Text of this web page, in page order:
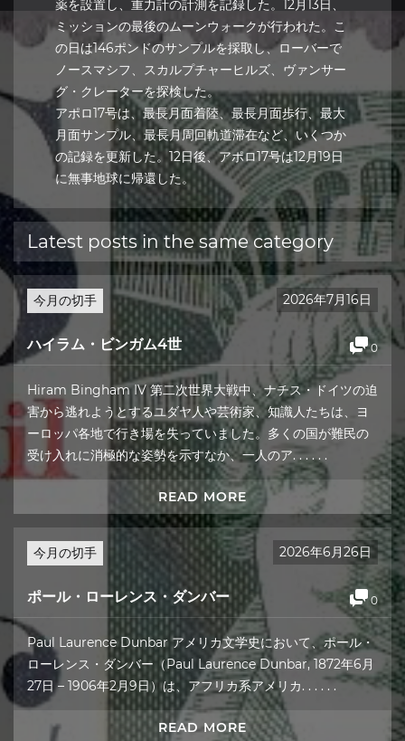
薬を設置し、重力計の計測を記録した。12月13日、
ミッションの最後のムーンウォークが行われた。こ
の日は146ポンドのサンプルを採取し、ローバーで
ノースマシフ、スカルプチャーヒルズ、ヴァンサー
グ・クレーターを探検した。
アポロ17号は、最長月面着陸、最長月面歩行、最大
月面サンプル、最長月周回軌道滞在など、いくつか
の記録を更新した。12日後、アポロ17号は12月19日
に無事地球に帰還した。
Latest posts in the same category
今月の切手 2026年7月16日
ハイラム・ビンガム4世 0
Hiram Bingham IV 第二次世界大戦中、ナチス・ドイツの迫
害から逃れようとするユダヤ人や芸術家、知識人たちは、ヨ
ーロッパ各地で行き場を失っていました。多くの国が難民の
受け入れに消極的な姿勢を示すなか、一人のア. . . . . .
READ MORE
今月の切手 2026年6月26日
ポール・ローレンス・ダンバー 0
Paul Laurence Dunbar アメリカ文学史において、ポール・
ローレンス・ダンバー（Paul Laurence Dunbar, 1872年6月
27日 – 1906年2月9日）は、アフリカ系アメリカ. . . . . .
READ MORE